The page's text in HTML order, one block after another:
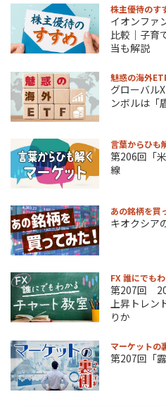
株主優待のす
イオンファ
比較｜子育
当も解説
魅惑の海外
グローバル
ンボルは「
言葉からひも
第206回「
線
あの銘柄を買
キオクシ
FX 誰にでも
第207回
上昇トレン
りか
マーケットの
第207回「